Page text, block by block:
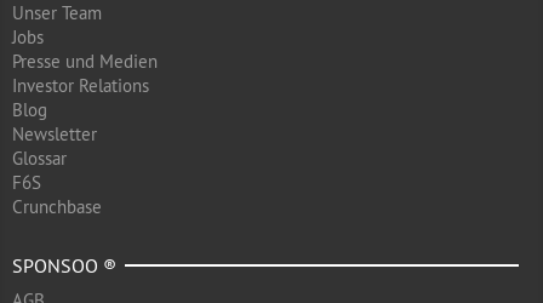
Unser Team
Jobs
Presse und Medien
Investor Relations
Blog
Newsletter
Glossar
F6S
Crunchbase
SPONSOO ®